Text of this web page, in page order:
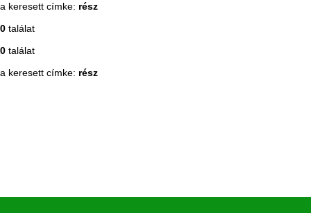
a keresett címke: rész
0 találat
0 találat
a keresett címke: rész